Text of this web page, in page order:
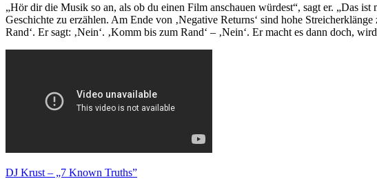
„Hör dir die Musik so an, als ob du einen Film anschauen würdest“, sagt er. „Das
Geschichte zu erzählen. Am Ende von ‚Negative Returns‘ sind hohe
Rand‘. Er sagt: ‚Nein‘. ‚Komm bis zum Rand‘ – ‚Nein‘. Er macht es dann doch,
DJ Krust – „7 Known Truths”